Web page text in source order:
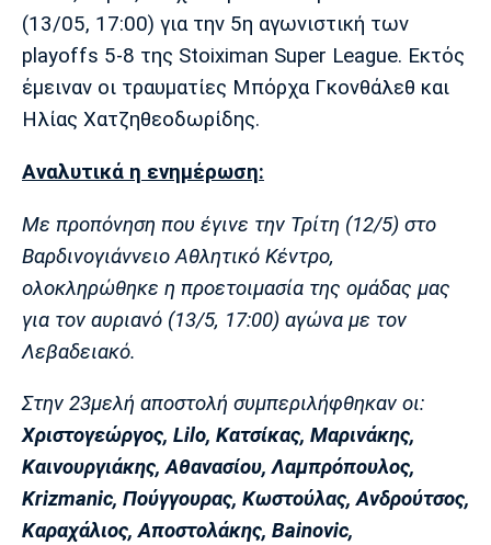
Πολιτισμός
Τραγούδια
Cine Spot
Running
Media
Παρασκήνιο
Πρόγραμμα TV
Ιωνικός Κηφισιά Πανσερραϊκός
Μπαρτσελόνα
Ρεάλ
Μαδρίτης
Μαδρίτης
Λίβερπουλ
Μάντσεστερ
Γιουβέντους
(13/05, 17:00) για την 5η αγωνιστική των
playoffs 5-8 της Stoiximan Super League. Εκτός
έμειναν οι τραυματίες Μπόρχα Γκονθάλεθ και
Ηλίας Χατζηθεοδωρίδης.
Αναλυτικά η ενημέρωση:
Με προπόνηση που έγινε την Τρίτη (12/5) στο
Βαρδινογιάννειο Αθλητικό Κέντρο,
ολοκληρώθηκε η προετοιμασία της ομάδας μας
για τον αυριανό (13/5, 17:00) αγώνα με τον
Λεβαδειακό.
Στην 23μελή αποστολή συμπεριλήφθηκαν οι:
Χριστογεώργος, Lilo, Κατσίκας, Μαρινάκης,
Καινουργιάκης, Αθανασίου, Λαμπρόπουλος,
Krizmanic, Πούγγουρας, Κωστούλας, Ανδρούτσος,
Καραχάλιος, Αποστολάκης, Bainovic,